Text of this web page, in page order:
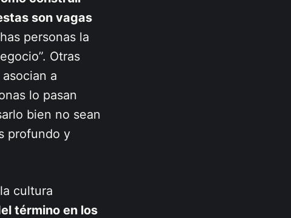
son vagas
personas la
Otras
a
lo pasan
bien no sean
profundo y
cultura
término en los